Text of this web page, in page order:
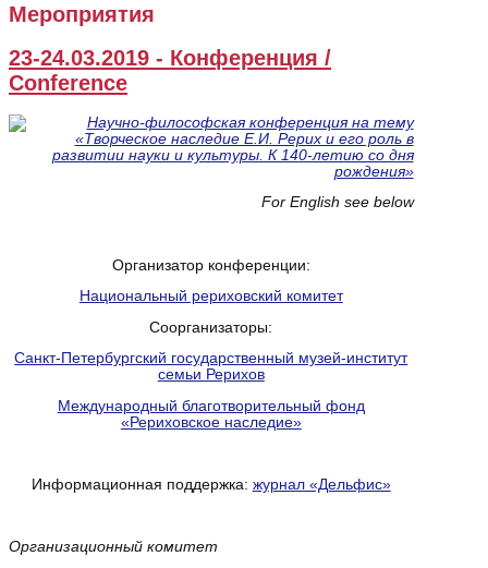
Мероприятия
23-24.03.2019 - Конференция /
Conference
For English see below
Организатор конференции:
Национальный рериховский комитет
Соорганизаторы:
Санкт-Петербургский государственный музей-институт
семьи Рерихов
Международный благотворительный фонд
«Рериховское наследие»
Информационная поддержка: журнал «Дельфис»
Организационный комитет